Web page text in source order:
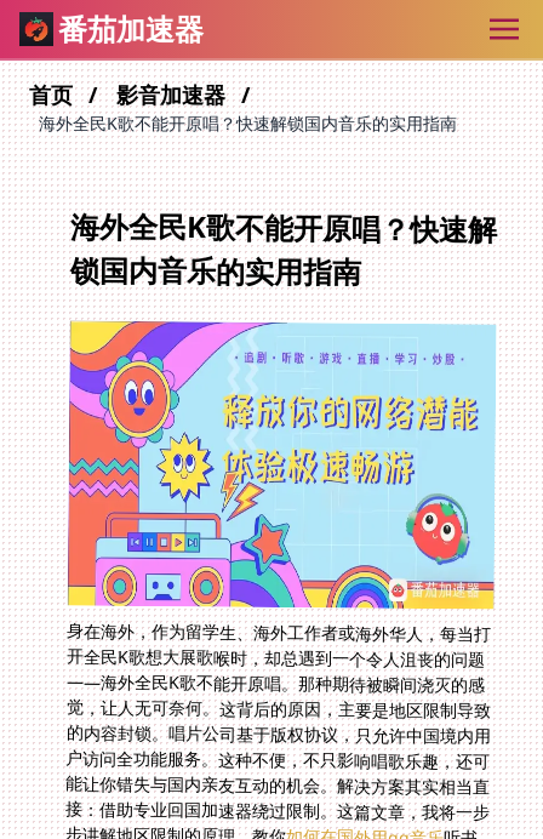
番茄加速器
首页 影音加速器
海外全民K歌不能开原唱？快速解锁国内音乐的实用指南
海外全民K歌不能开原唱？快速解
锁国内音乐的实用指南
身在海外，作为留学生、海外工作者或海外华人，每当打
开全民K歌想大展歌喉时，却总遇到一个令人沮丧的问题
——海外全民K歌不能开原唱。那种期待被瞬间浇灭的感
觉，让人无可奈何。这背后的原因，主要是地区限制导致
的内容封锁。唱片公司基于版权协议，只允许中国境内用
户访问全功能服务。这种不便，不只影响唱歌乐趣，还可
能让你错失与国内亲友互动的机会。解决方案其实相当直
接：借助专业回国加速器绕过限制。这篇文章，我将一步